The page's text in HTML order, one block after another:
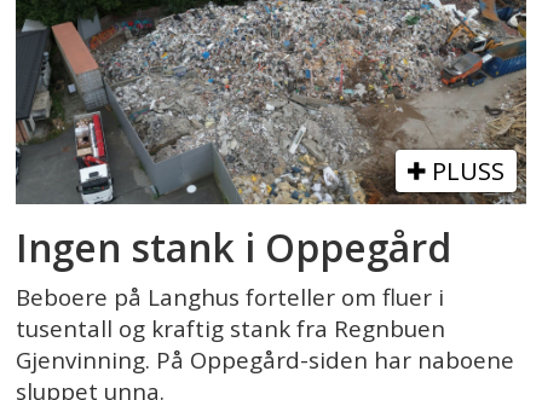
PLUSS
Ingen stank i Oppegård
Beboere på Langhus forteller om fluer i
tusentall og kraftig stank fra Regnbuen
Gjenvinning. På Oppegård-siden har naboene
sluppet unna.